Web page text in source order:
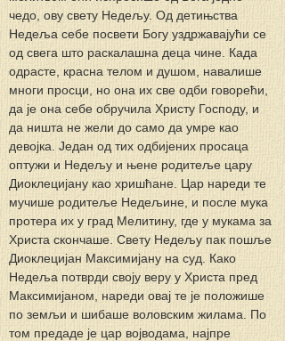
чедо, ову свету Недељу. Од детињства
Недеља себе посвети Богу уздржавајући се
од свега што раскалашна деца чине. Када
одрасте, красна телом и душом, навалише
многи просци, но она их све одби говорећи,
да је она себе обручила Христу Господу, и
да ништа не жели до само да умре као
девојка. Један од тих одбијених просаца
оптужи и Недељу и њене родитеље цару
Диоклецијану као хришћане. Цар нареди те
мучише родитеље Недељине, и после мука
протера их у град Мелитину, где у мукама за
Христа скончаше. Свету Недељу пак пошље
Диоклецијан Максимијану на суд. Како
Недеља потврди своју веру у Христа пред
Максимијаном, нареди овај те је положише
по земљи и шибаше воловским жилама. По
том предаде је цар војводама, најпре